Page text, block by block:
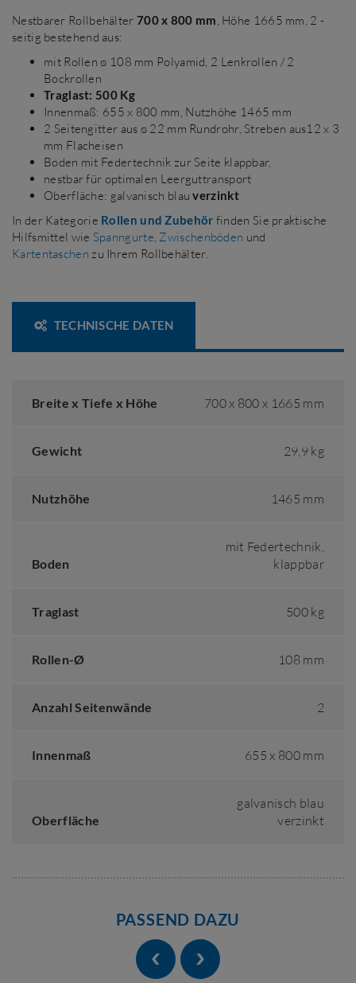
Nestbarer Rollbehälter 700 x 800 mm, Höhe 1665 mm, 2 -
seitig bestehend aus:
mit Rollen ø 108 mm Polyamid, 2 Lenkrollen / 2
Bockrollen
Traglast: 500 Kg
Innenmaß: 655 x 800 mm, Nutzhöhe 1465 mm
2 Seitengitter aus ø 22 mm Rundrohr, Streben aus12 x 3
mm Flacheisen
Boden mit Federtechnik zur Seite klappbar,
nestbar für optimalen Leerguttransport
Oberfläche: galvanisch blauverzinkt
In der Kategorie Rollen und Zubehör finden Sie praktische
Hilfsmittel wie Spanngurte, Zwischenböden und
Kartentaschen zu Ihrem Rollbehälter.
TECHNISCHE DATEN
Breite x Tiefe x Höhe 700 x 800 x 1665 mm
Gewicht 29,9 kg
Nutzhöhe 1465 mm
Boden
mit Federtechnik,
klappbar
Traglast 500 kg
Rollen-Ø 108 mm
Anzahl Seitenwände 2
Innenmaß 655 x 800 mm
Oberfläche
galvanisch blau
verzinkt
PASSEND DAZU